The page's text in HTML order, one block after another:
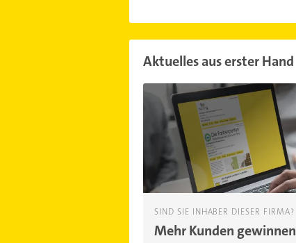
Aktuelles aus erster Hand
SIND SIE INHABER DIESER FIRMA?
Mehr Kunden gewinnen